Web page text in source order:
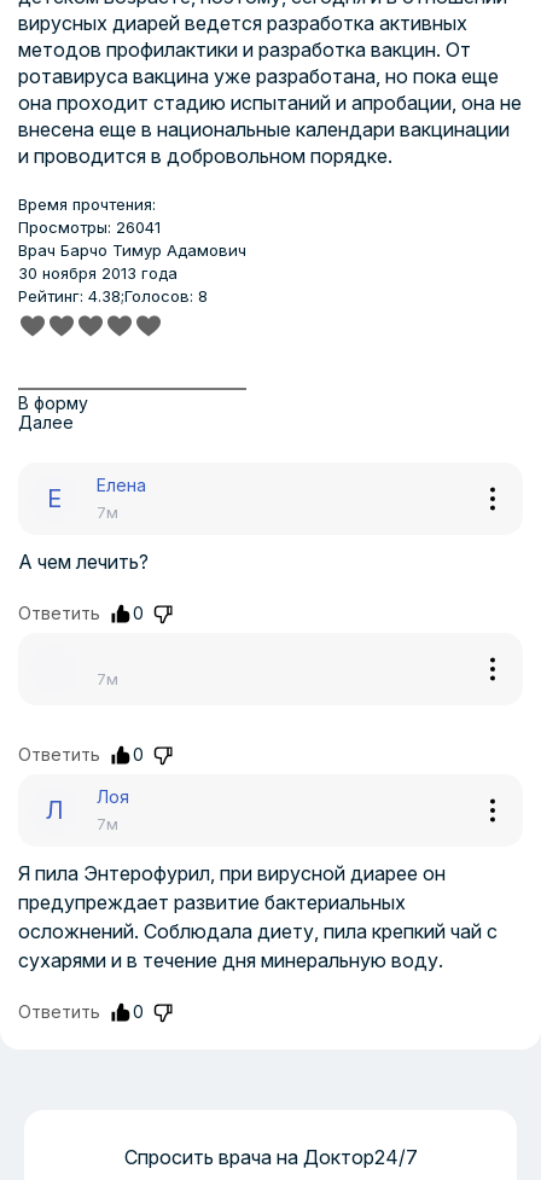
вирусных диарей ведется разработка активных
методов профилактики и разработка вакцин. От
ротавируса вакцина уже разработана, но пока еще
она проходит стадию испытаний и апробации, она не
внесена еще в национальные календари вакцинации
и проводится в добровольном порядке.
Время прочтения:
Просмотры: 26041
Врач Барчо Тимур Адамович
30 ноября 2013 года
Рейтинг: 4.38;Голосов: 8
В форму
Далее
Е Елена
7м
А чем лечить?
Ответить 0
7м
Ответить 0
Л Лоя
7м
Я пила Энтерофурил, при вирусной диарее он
предупреждает развитие бактериальных
осложнений. Соблюдала диету, пила крепкий чай с
сухарями и в течение дня минеральную воду.
Ответить 0
Спросить врача на Доктор24/7